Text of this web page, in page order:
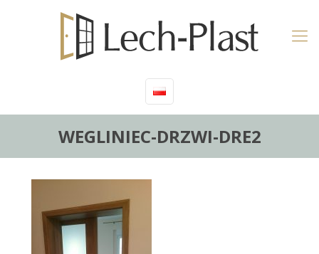
WEGLINIEC-DRZWI-DRE2